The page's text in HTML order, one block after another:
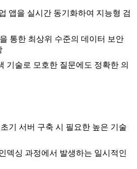
앱을 실시간 동기화하여 지능형 검
통한 최상위 수준의 데이터 보안
기술로 모호한 질문에도 정확한 의
기 서버 구축 시 필요한 높은 기술
덱싱 과정에서 발생하는 일시적인